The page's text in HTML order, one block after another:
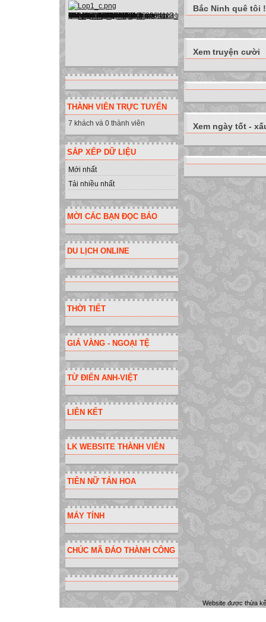
THÀNH VIÊN TRỰC TUYẾN
7 khách và 0 thành viên
SẮP XẾP DỮ LIỆU
Mới nhất
Tải nhiều nhất
MỜI CÁC BẠN ĐỌC BÁO
DU LỊCH ONLINE
THỜI TIẾT
GIÁ VÀNG - NGOẠI TỆ
TỪ ĐIỂN ANH-VIỆT
LIÊN KẾT
LK WEBSITE THÀNH VIÊN
TIÊN NỮ TẢN HOA
MÁY TÍNH
CHÚC MÃ ĐÁO THÀNH CÔNG
Bắc Ninh quê tôi !
Xem truyện cười
Xem ngày tốt -
Website được thừa